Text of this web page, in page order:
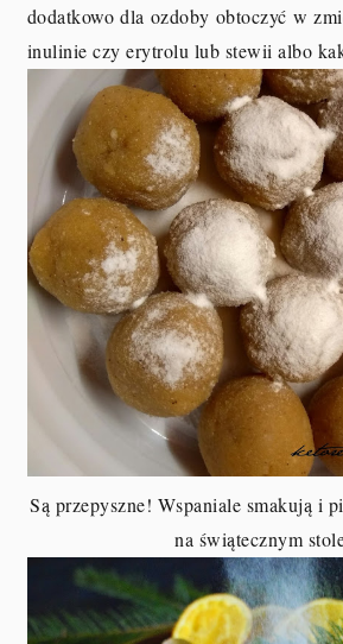
dodatkowo dla ozdoby obtoczyć w
inulinie czy erytrolu lub stewii albo
Są przepyszne! Wspaniale smakują i
na świątecznym